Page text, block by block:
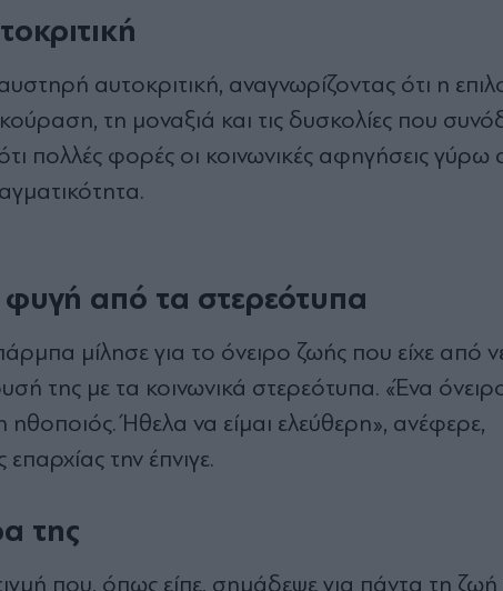
αυτοκριτική, αναγνωρίζοντας ότι η
τη μοναξιά και τις δυσκολίες που
πολλές φορές οι κοινωνικές αφηγήσεις γύρω
φυγή από τα στερεότυπα
μίλησε για το όνειρο ζωής που είχε από
της με τα κοινωνικά στερεότυπα. «Ένα
Ήθελα να είμαι ελεύθερη», ανέφερε,
την έπνιγε.
της
που, όπως είπε, σημάδεψε για πάντα τη ζωή